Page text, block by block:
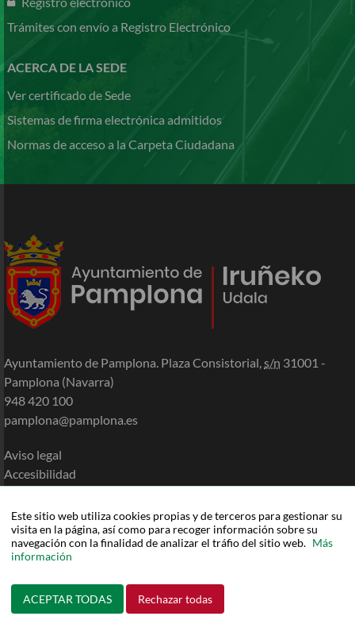
Este sitio web utiliza cookies propias y de terceros para gestionar su
visita en la página, así como para recoger información sobre su
navegación con la finalidad de analizar el tráfio del sitio web. Más
información
ACEPTAR TODAS Rechazar todas
Trámites con envío a Registro Electrónico
ACERCA DE LA SEDE
Ver certificado de Sede
Sistemas de firma electrónica admitidos
Normas de acceso a la Carpeta Ciudadana
Ayuntamiento de Pamplona. Plaza Consistorial,s/n 31001 -
Pamplona (Navarra)
948 420 100
pamplona@pamplona.es
Aviso legal
Accesibilidad
Política de privacidad
Mapa de la Sede
Ayuda